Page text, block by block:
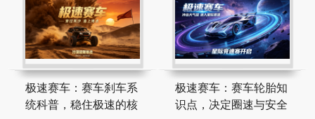
极速赛车：赛车刹车系
统科普，稳住极速的核
极速赛车：赛车轮胎知
识点，决定圈速与安全